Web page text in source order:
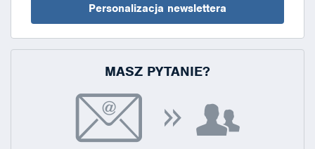
Personalizacja newslettera
MASZ PYTANIE?